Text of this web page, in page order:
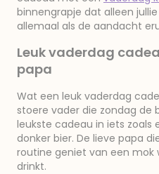
binnengrapje dat alleen
allemaal als de aandacht
Leuk vaderdag
papa
Wat een leuk vaderdag
stoere vader die zondag de
leukste cadeau in iets zoals
donker bier. De lieve papa
routine geniet van een mok
drinkt.